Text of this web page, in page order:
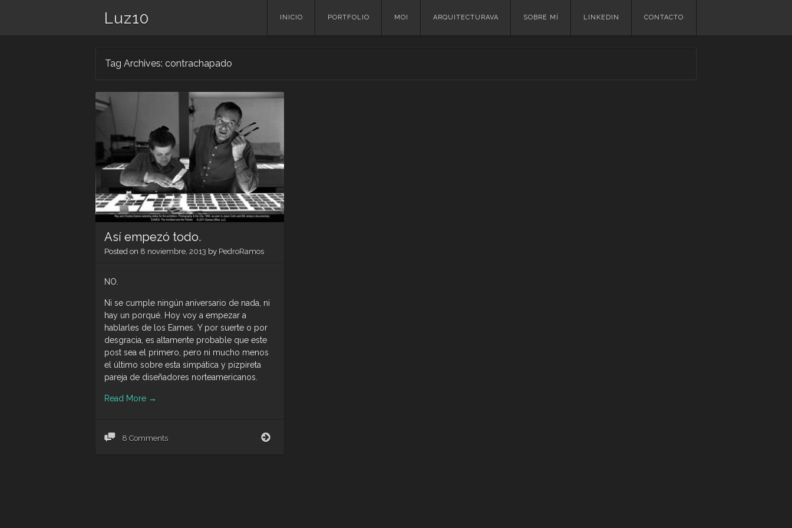
Luz10
Skip
INICIO PORTFOLIO MOI ARQUITECTURAVA SOBRE MÍ LINKEDIN CONTACTO
Tag Archives: contrachapado
Así empezó todo.
Posted on 8 noviembre, 2013 by PedroRamos
NO.
Ni se cumple ningún aniversario de nada, ni
hay un porqué. Hoy voy a empezar a
hablarles de los Eames. Y por suerte o por
desgracia, es altamente probable que este
post sea el primero, pero ni mucho menos
el último sobre esta simpática y pizpireta
pareja de diseñadores norteamericanos.
Read More →
8 Comments